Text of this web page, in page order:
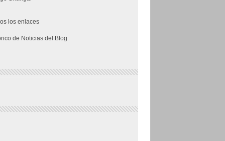
los enlaces
de Noticias del Blog